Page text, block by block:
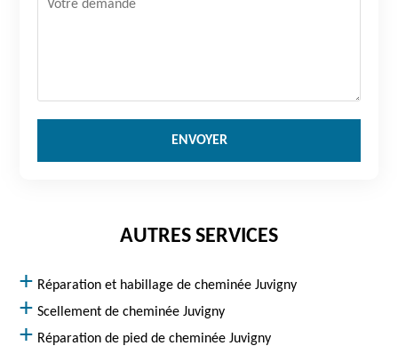
AUTRES SERVICES
Réparation et habillage de cheminée Juvigny
Scellement de cheminée Juvigny
Réparation de pied de cheminée Juvigny